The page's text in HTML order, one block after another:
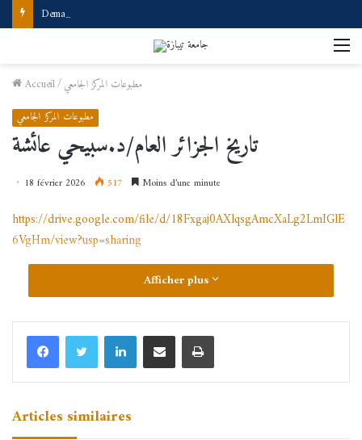
Demande d’accès à internet
Accueil/مطبوعات المركز الجامعي
مطبوعات المركز الجامعي
تاريخ الجزائر العام/د.سبيحي عائشة
18 février 2026 517 Moins d’une minute
https://drive.google.com/file/d/18Fxgaj0AXlqsgAmcXaLg2LmIGlE
6VgHm/view?usp=sharing
Afficher plus
Linkedin Partager par email Imprimer
Articles similaires